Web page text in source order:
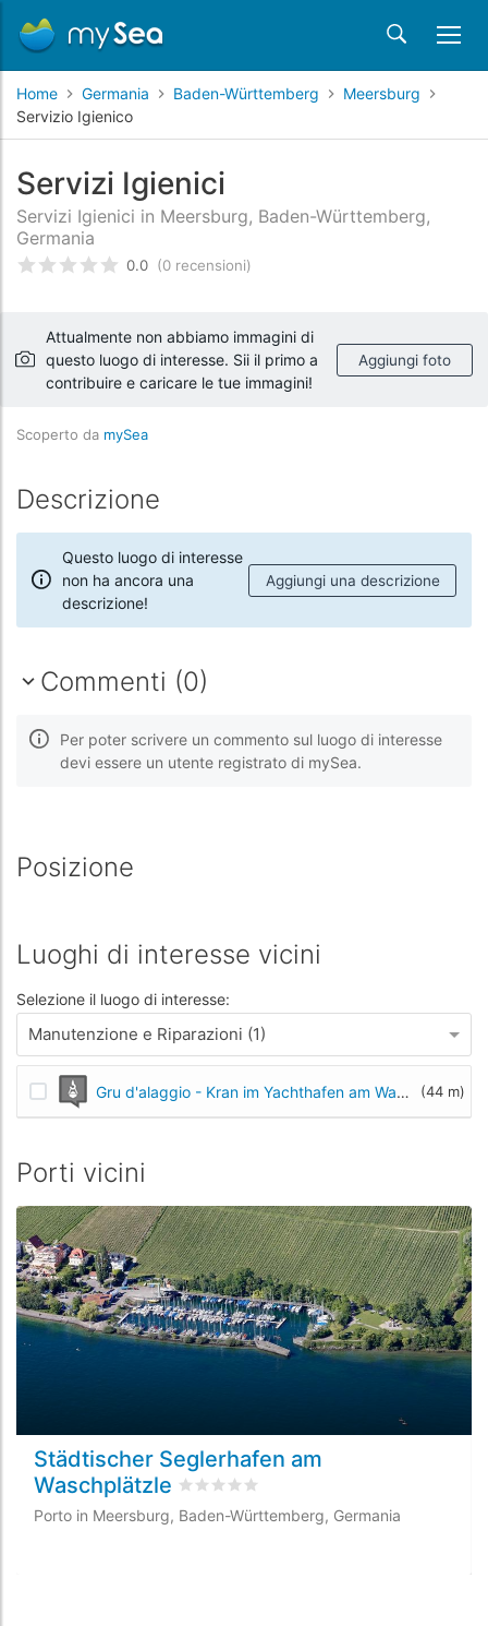
Home Germania Baden-Württemberg
Meersburg
Servizio Igienico
Servizi Igienici
Servizi Igienici in Meersburg, Baden-Württemberg,
Germania
Valutato0/5 basata surecensioni dei clienti
0.0 (0 recensioni)
Attualmente non abbiamo immagini di
questo luogo di interesse. Sii il primo a
contribuire e caricare le tue immagini!
Aggiungi foto
Scoperto da mySea
Descrizione
Questo luogo di interesse
non ha ancora una
descrizione!
Aggiungi una descrizione
Commenti (0)
Per poter scrivere un commento sul luogo di interesse
devi essere un utente registrato di mySea.
Posizione
Luoghi di interesse vicini
Selezione il luogo di interesse:
Manutenzione e Riparazioni (1)
Gru d'alaggio - Kran im Yachthafen am Waschplätzle (44 m)
Porti vicini
Städtischer Seglerhafen am
Waschplätzle Valutato0
Porto in Meersburg, Baden-Württemberg, Germania